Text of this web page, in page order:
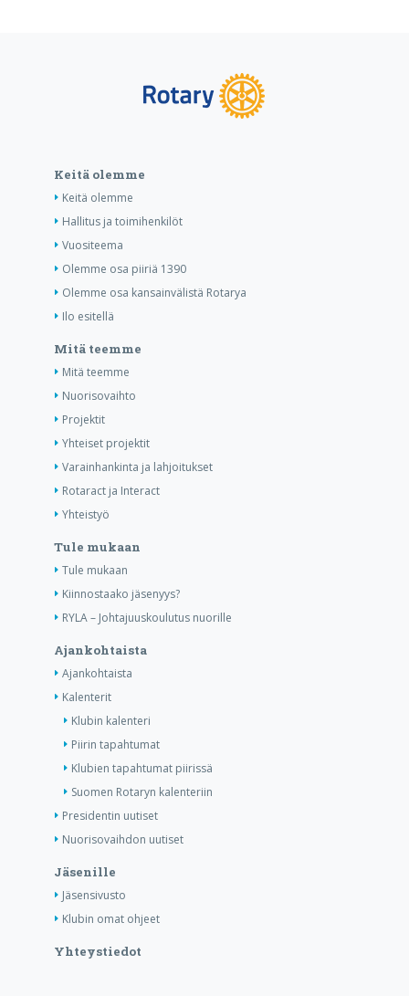
Keitä olemme
Keitä olemme
Hallitus ja toimihenkilöt
Vuositeema
Olemme osa piiriä 1390
Olemme osa kansainvälistä Rotarya
Ilo esitellä
Mitä teemme
Mitä teemme
Nuorisovaihto
Projektit
Yhteiset projektit
Varainhankinta ja lahjoitukset
Rotaract ja Interact
Yhteistyö
Tule mukaan
Tule mukaan
Kiinnostaako jäsenyys?
RYLA – Johtajuuskoulutus nuorille
Ajankohtaista
Ajankohtaista
Kalenterit
Klubin kalenteri
Piirin tapahtumat
Klubien tapahtumat piirissä
Suomen Rotaryn kalenteriin
Presidentin uutiset
Nuorisovaihdon uutiset
Jäsenille
Jäsensivusto
Klubin omat ohjeet
Yhteystiedot